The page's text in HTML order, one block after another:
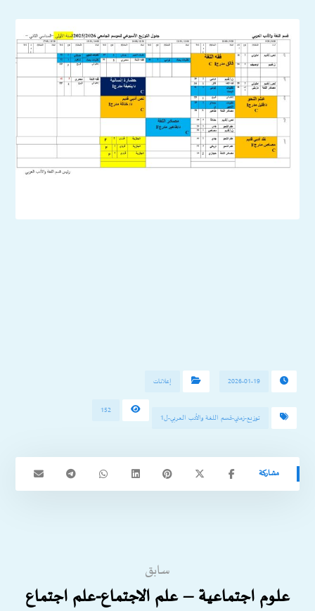
2026-01-19 إعلانات
توزيع-زمني-قسم اللغة والأدب العربي-ل1
152
سابق
علوم اجتماعية – علم الاجتماع-علم اجتماع